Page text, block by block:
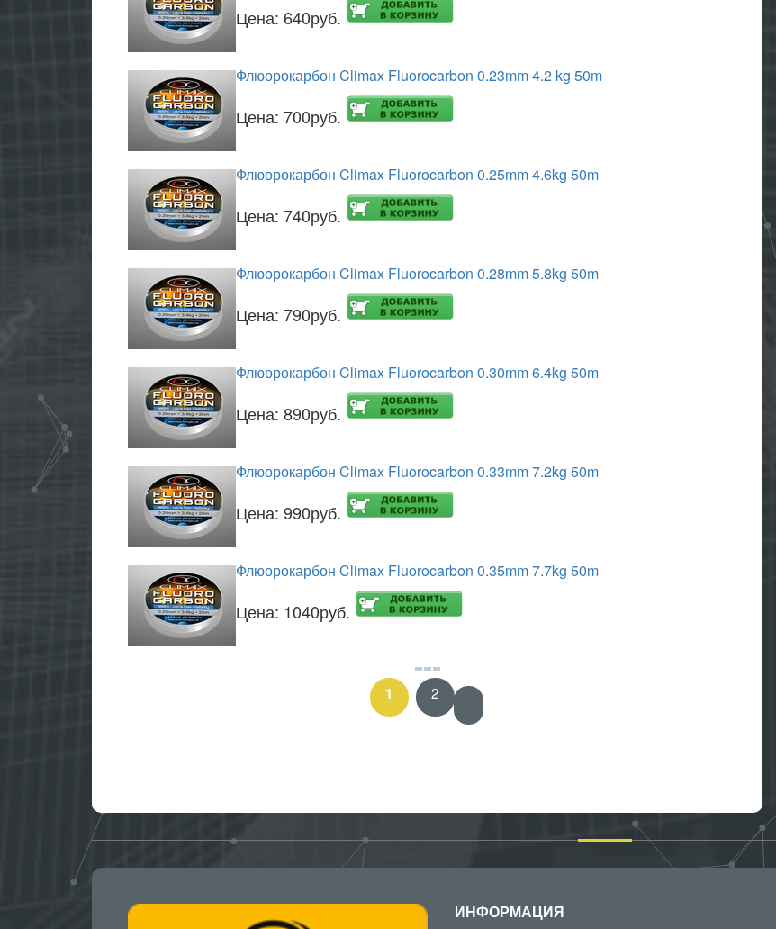
Цена: 640руб.
Флюорокарбон Climax Fluorocarbon 0.23mm 4.2 kg 50m
Цена: 700руб.
Флюорокарбон Climax Fluorocarbon 0.25mm 4.6kg 50m
Цена: 740руб.
Флюорокарбон Climax Fluorocarbon 0.28mm 5.8kg 50m
Цена: 790руб.
Флюорокарбон Climax Fluorocarbon 0.30mm 6.4kg 50m
Цена: 890руб.
Флюорокарбон Climax Fluorocarbon 0.33mm 7.2kg 50m
Цена: 990руб.
Флюорокарбон Climax Fluorocarbon 0.35mm 7.7kg 50m
Цена: 1040руб.
1 2
ИНФОРМАЦИЯ